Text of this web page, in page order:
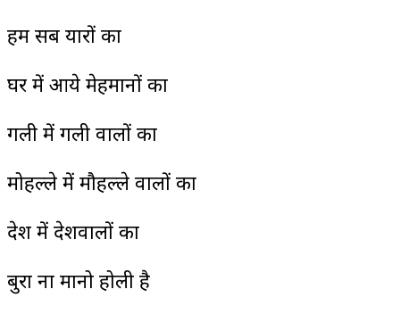
हम सब यारों का
घर में आये मेहमानों का
गली में गली वालों का
मोहल्ले में मौहल्ले वालों का
देश में देशवालों का
बुरा ना मानो होली है